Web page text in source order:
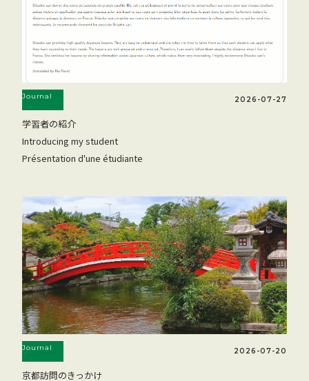
Journal 2026-07-27
学習者の紹介
Introducing my student
Présentation d'une étudiante
Journal 2026-07-20
京都訪問のきっかけ